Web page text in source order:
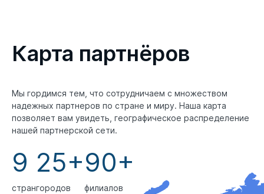
Карта партнёров
Мы гордимся тем, что сотрудничаем с множеством
надежных партнеров по стране и миру. Наша карта
позволяет вам увидеть, географическое распределение
нашей партнерской сети.
9
стран
25+
городов
90+
филиалов